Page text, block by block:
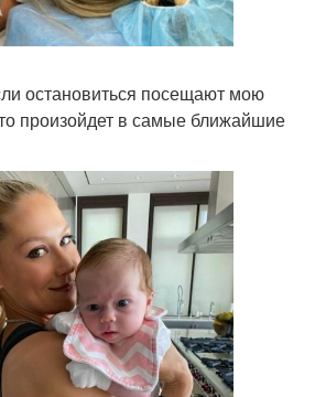
остановиться посещают мою
произойдет в самые ближайшие